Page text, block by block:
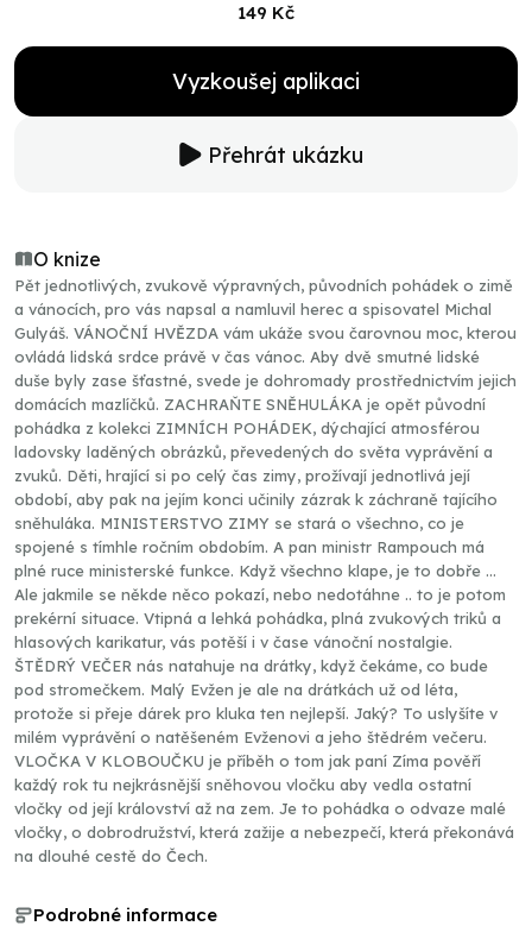
149 Kč
Vyzkoušej aplikaci
Přehrát ukázku
O knize
Pět jednotlivých, zvukově výpravných, původních pohádek o zimě
a vánocích, pro vás napsal a namluvil herec a spisovatel Michal
Gulyáš. VÁNOČNÍ HVĚZDA vám ukáže svou čarovnou moc, kterou
ovládá lidská srdce právě v čas vánoc. Aby dvě smutné lidské
duše byly zase šťastné, svede je dohromady prostřednictvím jejich
domácích mazlíčků. ZACHRAŇTE SNĚHULÁKA je opět původní
pohádka z kolekci ZIMNÍCH POHÁDEK, dýchající atmosférou
ladovsky laděných obrázků, převedených do světa vyprávění a
zvuků. Děti, hrající si po celý čas zimy, prožívají jednotlivá její
období, aby pak na jejím konci učinily zázrak k záchraně tajícího
sněhuláka. MINISTERSTVO ZIMY se stará o všechno, co je
spojené s tímhle ročním obdobím. A pan ministr Rampouch má
plné ruce ministerské funkce. Když všechno klape, je to dobře …
Ale jakmile se někde něco pokazí, nebo nedotáhne .. to je potom
prekérní situace. Vtipná a lehká pohádka, plná zvukových triků a
hlasových karikatur, vás potěší i v čase vánoční nostalgie.
ŠTĚDRÝ VEČER nás natahuje na drátky, když čekáme, co bude
pod stromečkem. Malý Evžen je ale na drátkách už od léta,
protože si přeje dárek pro kluka ten nejlepší. Jaký? To uslyšíte v
milém vyprávění o natěšeném Evženovi a jeho štědrém večeru.
VLOČKA V KLOBOUČKU je příběh o tom jak paní Zíma pověří
každý rok tu nejkrásnější sněhovou vločku aby vedla ostatní
vločky od její království až na zem. Je to pohádka o odvaze malé
vločky, o dobrodružství, která zažije a nebezpečí, která překonává
na dlouhé cestě do Čech.
Podrobné informace